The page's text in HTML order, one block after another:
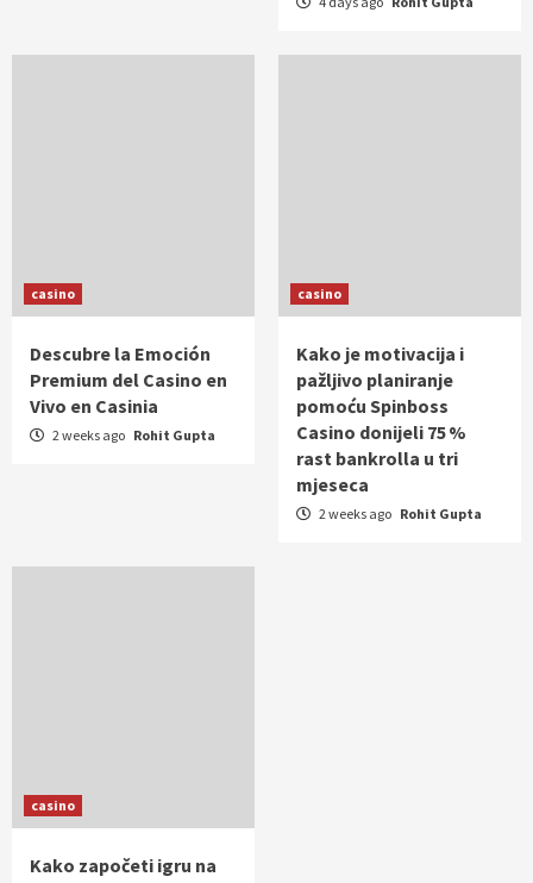
casino
Descubre la Emoción
Premium del Casino en
Vivo en Casinia
2 weeks ago Rohit Gupta
casino
Kako je motivacija i
pažljivo planiranje
pomoću Spinboss
Casino donijeli 75 %
rast bankrolla u tri
mjeseca
2 weeks ago Rohit Gupta
casino
Kako započeti igru na